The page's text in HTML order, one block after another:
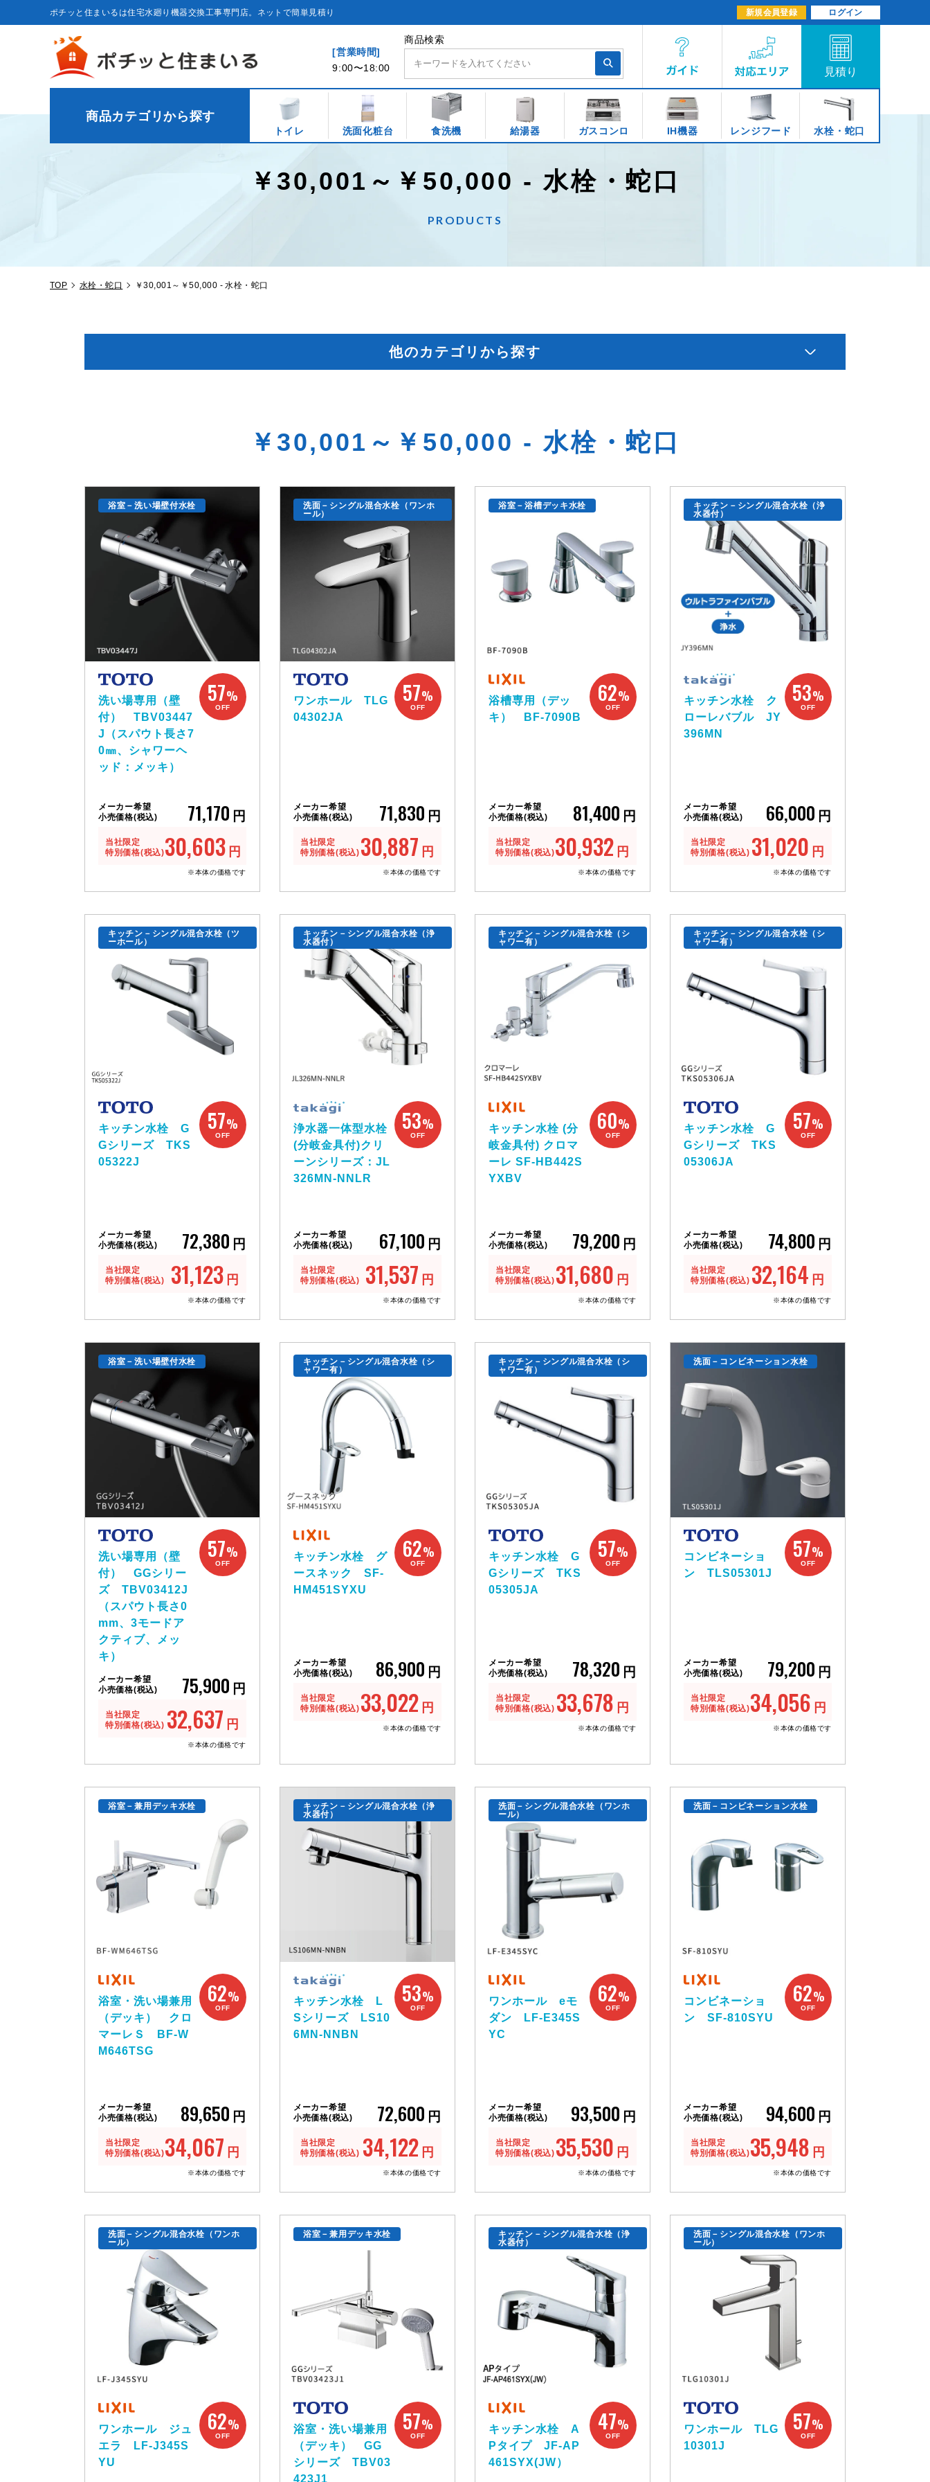
ポチッと住まいるは住宅水廻り機器交換工事専門店。ネットで簡単見積り 新規会員登録 ログイン
[営業時間]
9:00〜18:00
商品検索
商品カテゴリから探す
トイレ 洗面化粧台 食洗機 給湯器 ガスコンロ IH機器 レンジフード 水栓・蛇口
￥30,001～￥50,000 - 水栓・蛇口
PRODUCTS
TOP 水栓・蛇口 ￥30,001～￥50,000 - 水栓・蛇口
他のカテゴリから探す
￥30,001～￥50,000 - 水栓・蛇口
浴室－洗い場壁付水栓
57%
OFF
洗い場専用（壁
付） TBV03447
J（スパウト長さ7
0㎜、シャワーヘ
ッド：メッキ）
メーカー希望
小売価格(税込)
71,170 円
当社限定
特別価格(税込)30,603 円
※本体の価格です
洗面－シングル混合水栓（ワンホ
ール）
57%
OFF
ワンホール TLG
04302JA
メーカー希望
小売価格(税込)
71,830 円
当社限定
特別価格(税込) 30,887 円
※本体の価格です
浴室－浴槽デッキ水栓
62%
OFF
浴槽専用（デッ
キ） BF-7090B
メーカー希望
小売価格(税込)
81,400 円
当社限定
特別価格(税込)30,932 円
※本体の価格です
キッチン－シングル混合水栓（浄
水器付）
53%
OFF
キッチン水栓 ク
ローレバブル JY
396MN
メーカー希望
小売価格(税込)
66,000 円
当社限定
特別価格(税込) 31,020 円
※本体の価格です
キッチン－シングル混合水栓（ツ
ーホール）
57%
OFF
キッチン水栓 G
Gシリーズ TKS
05322J
メーカー希望
小売価格(税込)
72,380 円
当社限定
特別価格(税込)
31,123 円
※本体の価格です
キッチン－シングル混合水栓（浄
水器付）
53%
OFF
浄水器一体型水栓
(分岐金具付)クリ
ーンシリーズ：JL
326MN-NNLR
メーカー希望
小売価格(税込)
67,100 円
当社限定
特別価格(税込)
31,537 円
※本体の価格です
キッチン－シングル混合水栓（シ
ャワー有）
60%
OFF
キッチン水栓 (分
岐金具付) クロマ
ーレ SF-HB442S
YXBV
メーカー希望
小売価格(税込)
79,200 円
当社限定
特別価格(税込) 31,680 円
※本体の価格です
キッチン－シングル混合水栓（シ
ャワー有）
57%
OFF
キッチン水栓 G
Gシリーズ TKS
05306JA
メーカー希望
小売価格(税込)
74,800 円
当社限定
特別価格(税込) 32,164 円
※本体の価格です
浴室－洗い場壁付水栓
57%
OFF
洗い場専用（壁
付） GGシリー
ズ TBV03412J
（スパウト長さ0
mm、3モードア
クティブ、メッ
キ）
メーカー希望
小売価格(税込)
75,900 円
当社限定
特別価格(税込) 32,637 円
※本体の価格です
キッチン－シングル混合水栓（シ
ャワー有）
62%
OFF
キッチン水栓 グ
ースネック SF-
HM451SYXU
メーカー希望
小売価格(税込)
86,900 円
当社限定
特別価格(税込) 33,022 円
※本体の価格です
キッチン－シングル混合水栓（シ
ャワー有）
57%
OFF
キッチン水栓 G
Gシリーズ TKS
05305JA
メーカー希望
小売価格(税込)
78,320 円
当社限定
特別価格(税込) 33,678 円
※本体の価格です
洗面－コンビネーション水栓
57%
OFF
コンビネーショ
ン TLS05301J
メーカー希望
小売価格(税込)
79,200 円
当社限定
特別価格(税込)34,056 円
※本体の価格です
浴室－兼用デッキ水栓
62%
OFF
浴室・洗い場兼用
（デッキ） クロ
マーレＳ BF-W
M646TSG
メーカー希望
小売価格(税込)
89,650 円
当社限定
特別価格(税込)34,067 円
※本体の価格です
キッチン－シングル混合水栓（浄
水器付）
53%
OFF
キッチン水栓 L
Sシリーズ LS10
6MN-NNBN
メーカー希望
小売価格(税込)
72,600 円
当社限定
特別価格(税込) 34,122 円
※本体の価格です
洗面－シングル混合水栓（ワンホ
ール）
62%
OFF
ワンホール eモ
ダン LF-E345S
YC
メーカー希望
小売価格(税込)
93,500 円
当社限定
特別価格(税込) 35,530 円
※本体の価格です
洗面－コンビネーション水栓
62%
OFF
コンビネーショ
ン SF-810SYU
メーカー希望
小売価格(税込)
94,600 円
当社限定
特別価格(税込)35,948 円
※本体の価格です
洗面－シングル混合水栓（ワンホ
ール）
62%
OFF
ワンホール ジュ
エラ LF-J345S
YU
浴室－兼用デッキ水栓
57%
OFF
浴室・洗い場兼用
（デッキ） GG
シリーズ TBV03
423J1
キッチン－シングル混合水栓（浄
水器付）
47%
OFF
キッチン水栓 A
Pタイプ JF-AP
461SYX(JW）
洗面－シングル混合水栓（ワンホ
ール）
57%
OFF
ワンホール TLG
10301J